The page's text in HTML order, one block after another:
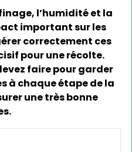
l’humidité et la
important sur les
correctement ces
pour une récolte.
faire pour garder
à chaque étape de la
une très bonne